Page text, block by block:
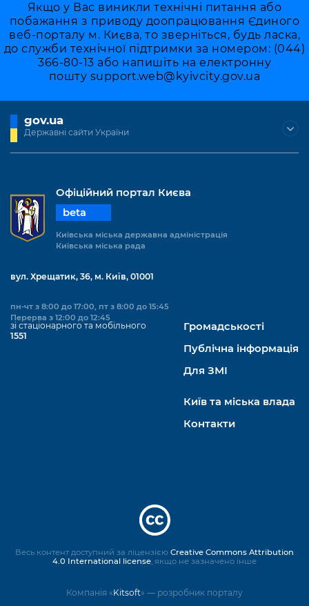
Якщо у Вас виникли технічні питання або
побажання з приводу доопрацювання Єдиного
веб-порталу м. Києва, то зверніться, будь ласка,
до служби технічної підтримки за номером: (044)
366-80-13 або напишіть на електронну
пошту support.web@kyivcity.gov.ua
gov.ua
Державні сайти України
Офіційний портал Києва
beta
Київська міська державна адміністрація
Київська міська рада
вул. Хрещатик, 36, м. Київ, 01001
пн-чт з 8:00 до 17:00, пт з 8:00 до 15:45
Перерва з 12:00 до 12:45
зі стаціонарного та мобільного
1551
Громадськості
Публічна інформація
Для ЗМІ
Київ та міська влада
Контакти
Компанія «Kitsoft» — розробник порталу
Весь контент доступний за ліцензією Creative Commons Attribution
4.0 International license, якщо не зазначено інше